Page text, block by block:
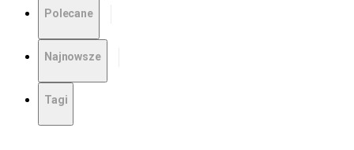
Polecane
Najnowsze
Tagi